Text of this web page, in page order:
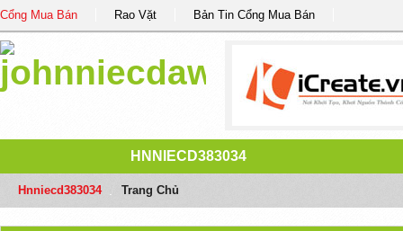
Cổng Mua Bán Rao Vặt Bản Tin Cổng Mua Bán
HNNIECD383034
Hnniecd383034 Trang Chủ